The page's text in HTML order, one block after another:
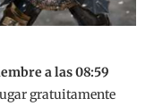
a las 08:59
gratuitamente